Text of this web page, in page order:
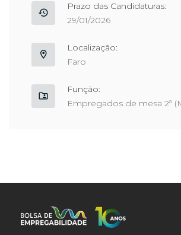
Prazo das Candidaturas:
29/01/2026
Localização:
Faro
Função:
Empregados de mesa 2ª